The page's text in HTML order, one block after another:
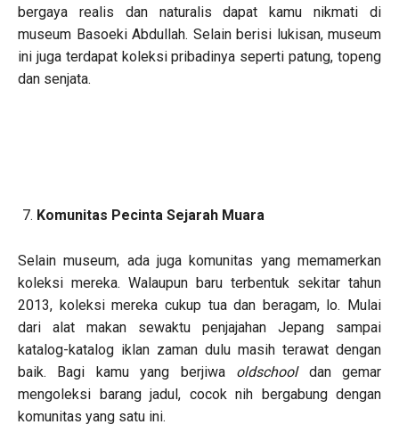
bergaya realis dan naturalis dapat kamu nikmati di
museum Basoeki Abdullah. Selain berisi lukisan, museum
ini juga terdapat koleksi pribadinya seperti patung, topeng
dan senjata.
Komunitas Pecinta Sejarah Muara
Selain museum, ada juga komunitas yang memamerkan
koleksi mereka. Walaupun baru terbentuk sekitar tahun
2013, koleksi mereka cukup tua dan beragam, lo. Mulai
dari alat makan sewaktu penjajahan Jepang sampai
katalog-katalog iklan zaman dulu masih terawat dengan
baik. Bagi kamu yang berjiwa oldschool dan gemar
mengoleksi barang jadul, cocok nih bergabung dengan
komunitas yang satu ini.